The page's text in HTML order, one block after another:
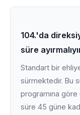
104.'da
süre
Standart bir
sürmektedir. Bu
programına
süre 45 güne